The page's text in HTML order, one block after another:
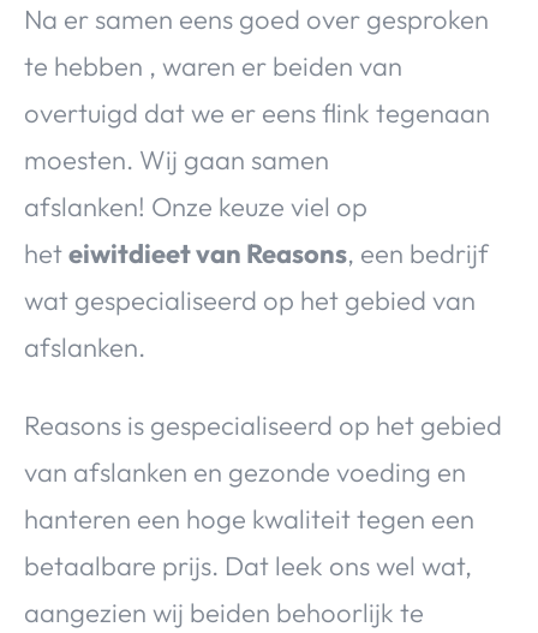
Na er samen eens goed over gesproken
te hebben , waren er beiden van
overtuigd dat we er eens flink tegenaan
moesten. Wij gaan samen
afslanken! Onze keuze viel op
heteiwitdieet van Reasons, een bedrijf
wat gespecialiseerd op het gebied van
afslanken.
Reasons is gespecialiseerd op het gebied
van afslanken en gezonde voeding en
hanteren een hoge kwaliteit tegen een
betaalbare prijs. Dat leek ons wel wat,
aangezien wij beiden behoorlijk te